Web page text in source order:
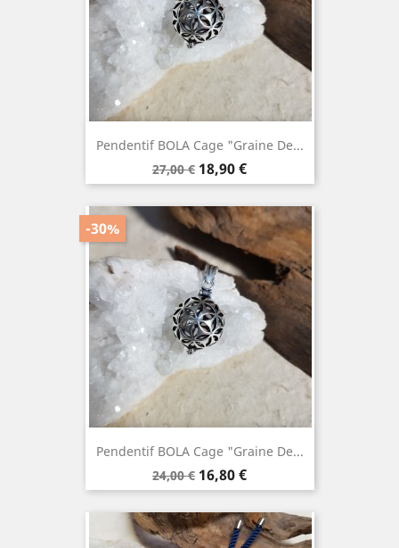
Pendentif BOLA Cage "Graine De...
Prix
de
base
27,00 € Prix
18,90 €
Pendentif BOLA Cage "Graine De...
Prix
de
base
24,00 €
-30%
Prix
16,80 €